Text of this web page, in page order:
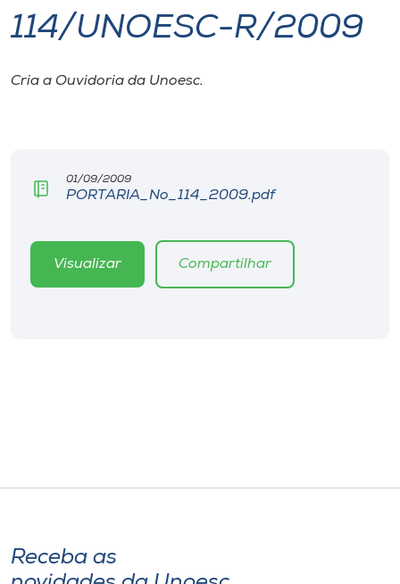
I.nova
CPA
Biblioteca
Store
Selecione
114/UNOESC-R/2009
Cria a Ouvidoria da Unoesc.
01/09/2009
PORTARIA_No_114_2009.pdf
Visualizar Compartilhar
Receba as